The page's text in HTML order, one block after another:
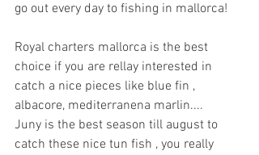
go out every day to fishing in mallorca!
Royal charters mallorca is the best
choice if you are rellay interested in
catch a nice pieces like blue fin ,
albacore, mediterranena marlin....
Juny is the best season till august to
catch these nice tun fish , you really